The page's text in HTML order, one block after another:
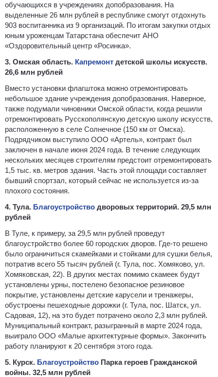
обучающихся в учреждениях допобразования. На
выделенные 26 млн рублей в республике смогут отдохнуть
903 воспитанника из 9 организаций. По итогам закупки отдых
юным уроженцам Татарстана обеспечит АНО
«Оздоровительный центр «Росинка».
3. Омская область. Капремонт детской школы искусств.
26,6 млн рублей
Вместо установки флагштока можно отремонтировать
небольшое здание учреждения допобразования. Наверное,
также подумали чиновники Омской области, когда решили
отремонтировать Русскополянскую детскую школу искусств,
расположенную в селе Солнечное (150 км от Омска).
Подрядчиком выступило ООО «Артель», контракт был
заключен в начале июня 2024 года. В течение следующих
нескольких месяцев строителям предстоит отремонтировать
1,5 тыс. кв. метров здания. Часть этой площади составляет
бывший спортзал, который сейчас не используется из-за
плохого состояния.
4. Тула. Благоустройство дворовых территорий. 29,5 млн
рублей
В Туле, к примеру, за 29,5 млн рублей проведут
благоустройство более 60 городских дворов. Где-то решено
было ограничиться скамейками и стойками для сушки белья,
потратив всего 55 тысяч рублей (г. Тула, пос. Хомяково, ул.
Хомяковская, 22). В других местах помимо скамеек будут
установлены урны, постелено безопасное резиновое
покрытие, установлены детские карусели и тренажеры,
обустроены пешеходные дорожки (г. Тула, пос. Шатск, ул.
Садовая, 12), на это будет потрачено около 2,3 млн рублей.
Муниципальный контракт, разыгранный в марте 2024 года,
выиграло ООО «Малые архитектурные формы». Закончить
работу планируют к 20 сентября этого года.
5. Курск. Благоустройство Парка героев Гражданской
войны. 32,5 млн рублей